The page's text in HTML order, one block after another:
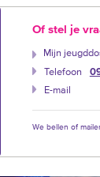
Of stel je
Mijn
Telefoon
E-mail
We bellen of